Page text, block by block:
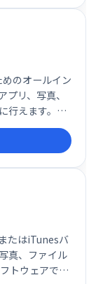
のオールイン
リ、写真、
えます。
、デバイスの
。
たはiTunesバ
真、ファイル
トウェアで